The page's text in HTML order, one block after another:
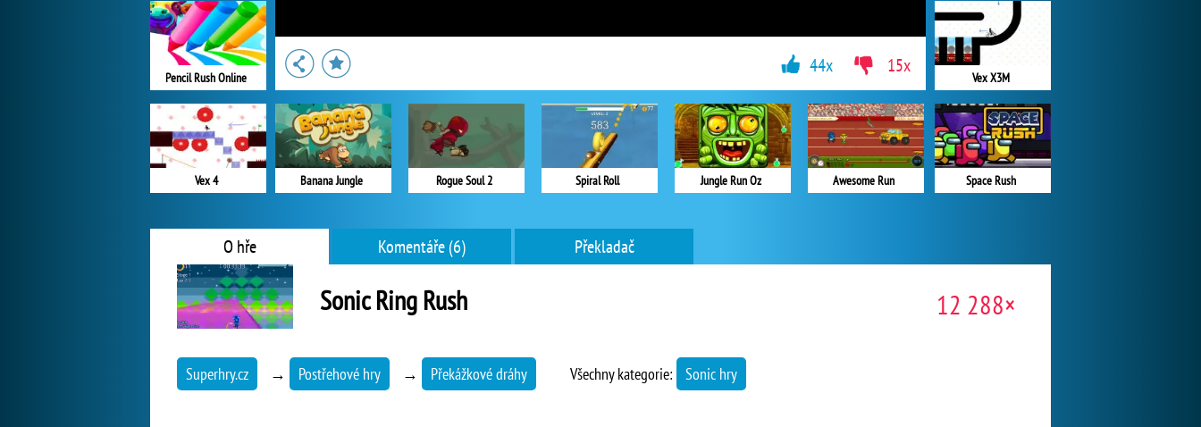
Pencil Rush Online
Vex 4
Vex X3M
Space Rush
Banana Jungle Rogue Soul 2 Spiral Roll Jungle Run Oz Awesome Run
44x 15x
O hře Komentáře (6) Překladač
Sonic Ring Rush 12 288×
Superhry.cz → Postřehové hry → Překážkové dráhy Všechny kategorie: Sonic hry